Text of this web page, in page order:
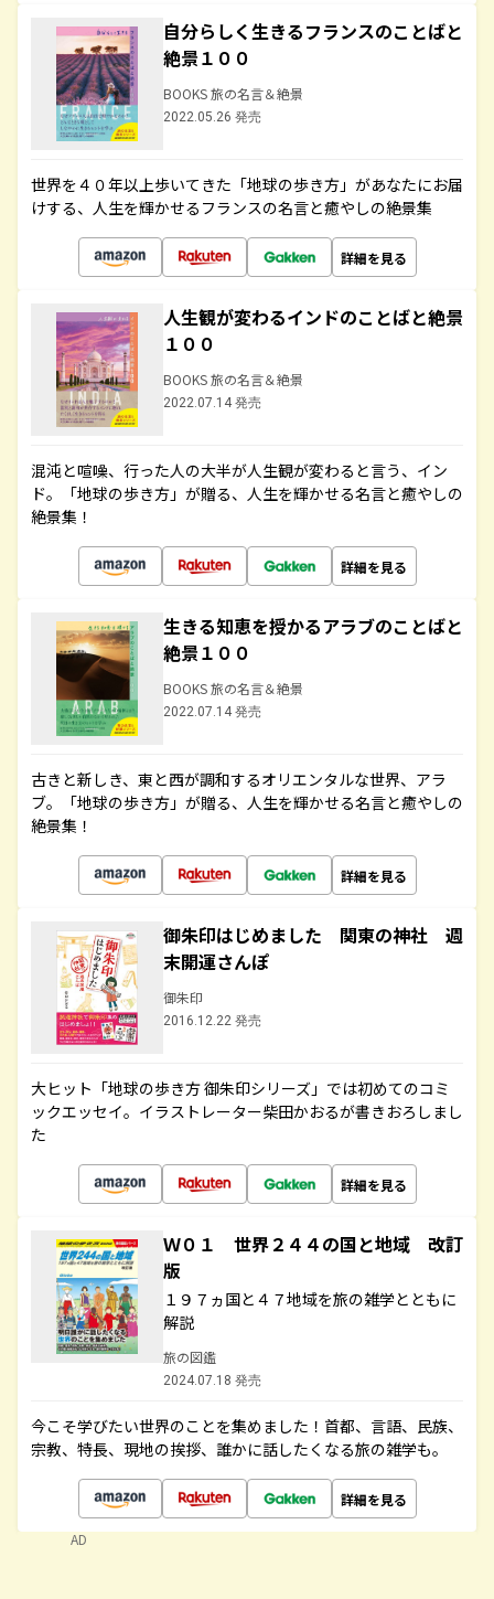
自分らしく生きるフランスのことばと
絶景１００
BOOKS 旅の名言＆絶景
2022.05.26 発売
世界を４０年以上歩いてきた「地球の歩き方」があなたにお届
けする、人生を輝かせるフランスの名言と癒やしの絶景集
詳細を見る
人生観が変わるインドのことばと絶景
１００
BOOKS 旅の名言＆絶景
2022.07.14 発売
混沌と喧噪、行った人の大半が人生観が変わると言う、イン
ド。「地球の歩き方」が贈る、人生を輝かせる名言と癒やしの
絶景集！
詳細を見る
生きる知恵を授かるアラブのことばと
絶景１００
BOOKS 旅の名言＆絶景
2022.07.14 発売
古きと新しき、東と西が調和するオリエンタルな世界、アラ
ブ。「地球の歩き方」が贈る、人生を輝かせる名言と癒やしの
絶景集！
詳細を見る
御朱印はじめました 関東の神社 週
末開運さんぽ
御朱印
2016.12.22 発売
大ヒット「地球の歩き方 御朱印シリーズ」では初めてのコミ
ックエッセイ。イラストレーター柴田かおるが書きおろしまし
た
詳細を見る
Ｗ０１ 世界２４４の国と地域 改訂
版
１９７ヵ国と４７地域を旅の雑学とともに
解説
旅の図鑑
2024.07.18 発売
今こそ学びたい世界のことを集めました！首都、言語、民族、
宗教、特長、現地の挨拶、誰かに話したくなる旅の雑学も。
詳細を見る
AD